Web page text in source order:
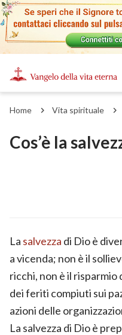
Home Vita spirituale
Cos’è la
La salvezza di Dio è
a vicenda; non è il
ricchi, non è il
dei feriti compiuti sui
azioni delle
La salvezza di Dio è